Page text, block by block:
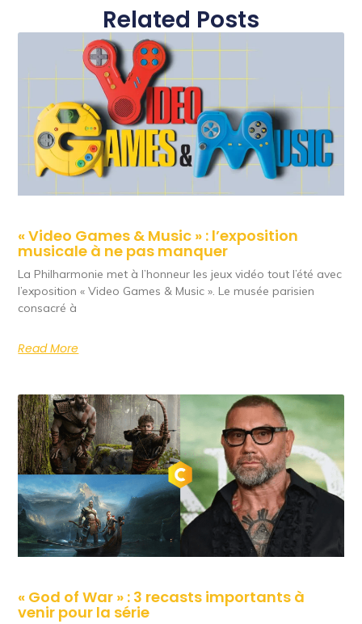
Related Posts
« Video Games & Music » : l’exposition
musicale à ne pas manquer
La Philharmonie met à l’honneur les jeux vidéo tout l’été avec
l’exposition « Video Games & Music ». Le musée parisien
consacré à
Read More
« God of War » : 3 recasts importants à
venir pour la série